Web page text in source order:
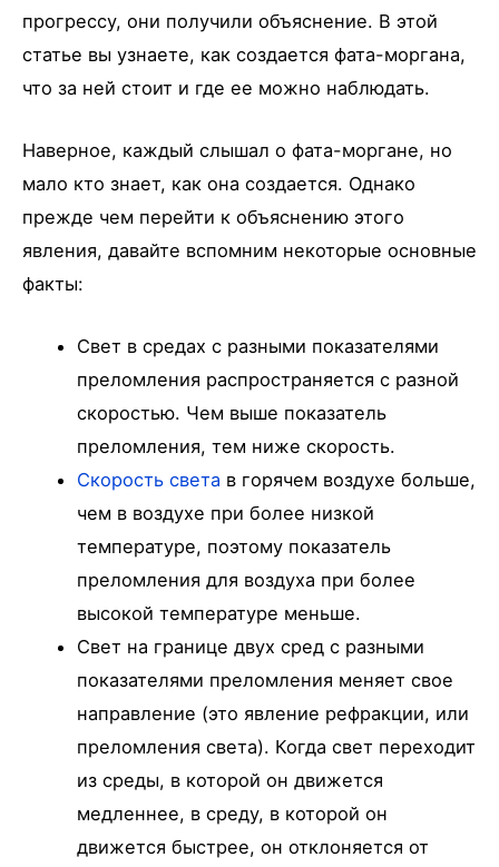
прогрессу, они получили объяснение. В этой
статье вы узнаете, как создается фата-моргана,
что за ней стоит и где ее можно наблюдать.
Наверное, каждый слышал о фата-моргане, но
мало кто знает, как она создается. Однако
прежде чем перейти к объяснению этого
явления, давайте вспомним некоторые основные
факты:
Свет в средах с разными показателями
преломления распространяется с разной
скоростью. Чем выше показатель
преломления, тем ниже скорость.
Скорость света в горячем воздухе больше,
чем в воздухе при более низкой
температуре, поэтому показатель
преломления для воздуха при более
высокой температуре меньше.
Свет на границе двух сред с разными
показателями преломления меняет свое
направление (это явление рефракции, или
преломления света). Когда свет переходит
из среды, в которой он движется
медленнее, в среду, в которой он
движется быстрее, он отклоняется от